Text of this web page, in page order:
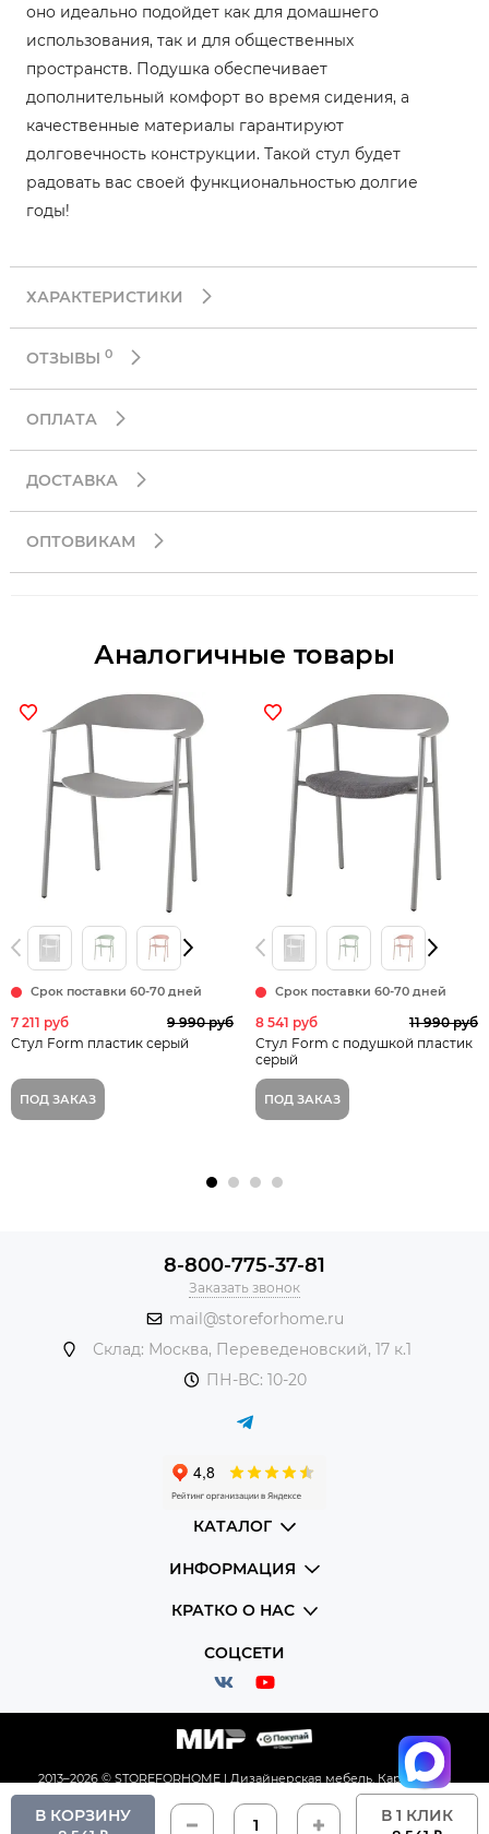
В КОРЗИНУ В 1 КЛИК
оно идеально подойдет как для домашнего
использования, так и для общественных
пространств. Подушка обеспечивает
дополнительный комфорт во время сидения, а
качественные материалы гарантируют
долговечность конструкции. Такой стул будет
радовать вас своей функциональностью долгие
годы!
ХАРАКТЕРИСТИКИ
ОТЗЫВЫ 0
ОПЛАТА
ДОСТАВКА
ОПТОВИКАМ
Аналогичные товары
Срок поставки 60-70 дней
7 211 руб
9 990 руб
Стул Form пластик серый
ПОД ЗАКАЗ
Срок поставки 60-70 дней
8 541 руб
11 990 руб
Стул Form с подушкой пластик
серый
ПОД ЗАКАЗ
8-800-775-37-81
Заказать звонок
mail@storeforhome.ru
Склад: Москва, Переведеновский, 17 к.1
ПН-ВС: 10-20
КАТАЛОГ
ИНФОРМАЦИЯ
КРАТКО О НАС
СОЦСЕТИ
2013–2026 © STOREFORHOME | Дизайнерская мебель. Карта сайта